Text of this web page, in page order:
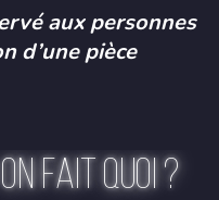
aux personnes
d’une pièce
FAIT QUOI ?